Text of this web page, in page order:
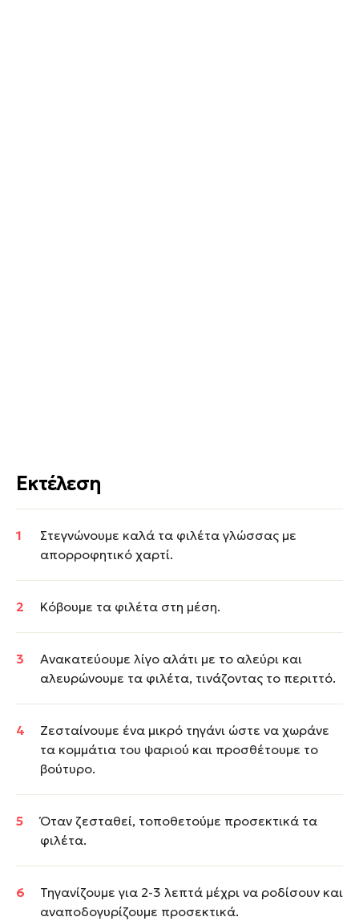
Εκτέλεση
Στεγνώνουμε καλά τα φιλέτα γλώσσας με
απορροφητικό χαρτί.
Κόβουμε τα φιλέτα στη μέση.
Ανακατεύουμε λίγο αλάτι με το αλεύρι και
αλευρώνουμε τα φιλέτα, τινάζοντας το περιττό.
Ζεσταίνουμε ένα μικρό τηγάνι ώστε να χωράνε
τα κομμάτια του ψαριού και προσθέτουμε το
βούτυρο.
Όταν ζεσταθεί, τοποθετούμε προσεκτικά τα
φιλέτα.
Τηγανίζουμε για 2-3 λεπτά μέχρι να ροδίσουν και
αναποδογυρίζουμε προσεκτικά.